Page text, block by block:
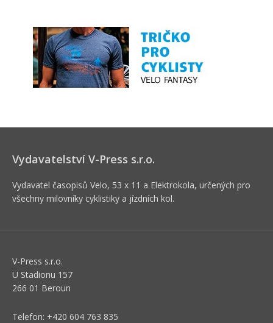
Vydavatelství V-Press s.r.o.
Vydavatel časopisů Velo, 53 x 11 a Elektrokola, určených pro
všechny milovníky cyklistiky a jízdních kol.
V-Press s.r.o.
U Stadionu 157
266 01 Beroun
Telefon: +420 604 763 835